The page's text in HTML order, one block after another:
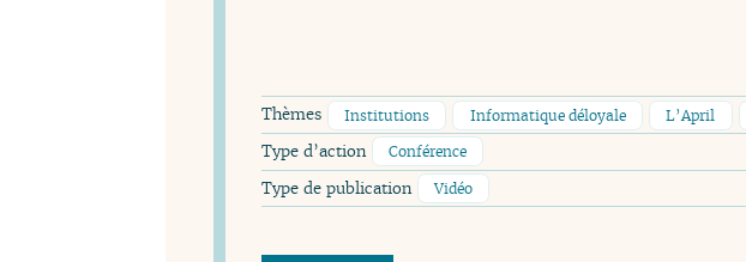
Thèmes Institutions Informatique déloyale L’April
Type d’action Conférence
Type de publication Vidéo